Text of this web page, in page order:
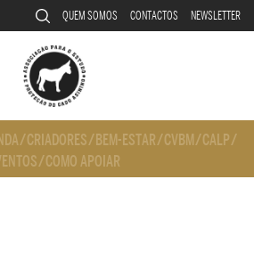
QUEM SOMOS CONTACTOS NEWSLETTER
/CRIADORES/ BEM-ESTAR/CVBM/CALP/
/COMO APOIAR